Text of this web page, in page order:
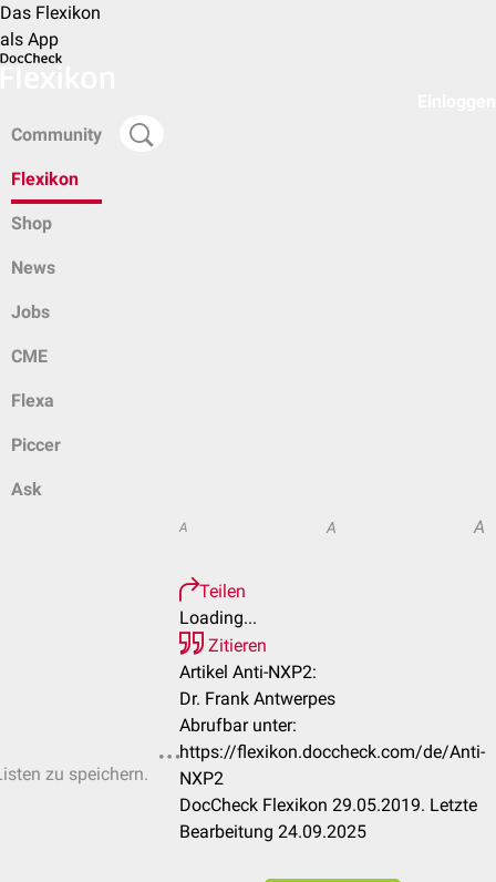
Das Flexikon
als App
Community
Flexikon
Shop
News
Jobs
CME
Flexa
Piccer
Ask
zu speichern.
A A A
Teilen
Loading...
Zitieren
Artikel Anti-NXP2:
Dr. Frank Antwerpes
Abrufbar unter:
https://flexikon.doccheck.com/de/Anti-
NXP2
DocCheck Flexikon 29.05.2019. Letzte
Bearbeitung 24.09.2025